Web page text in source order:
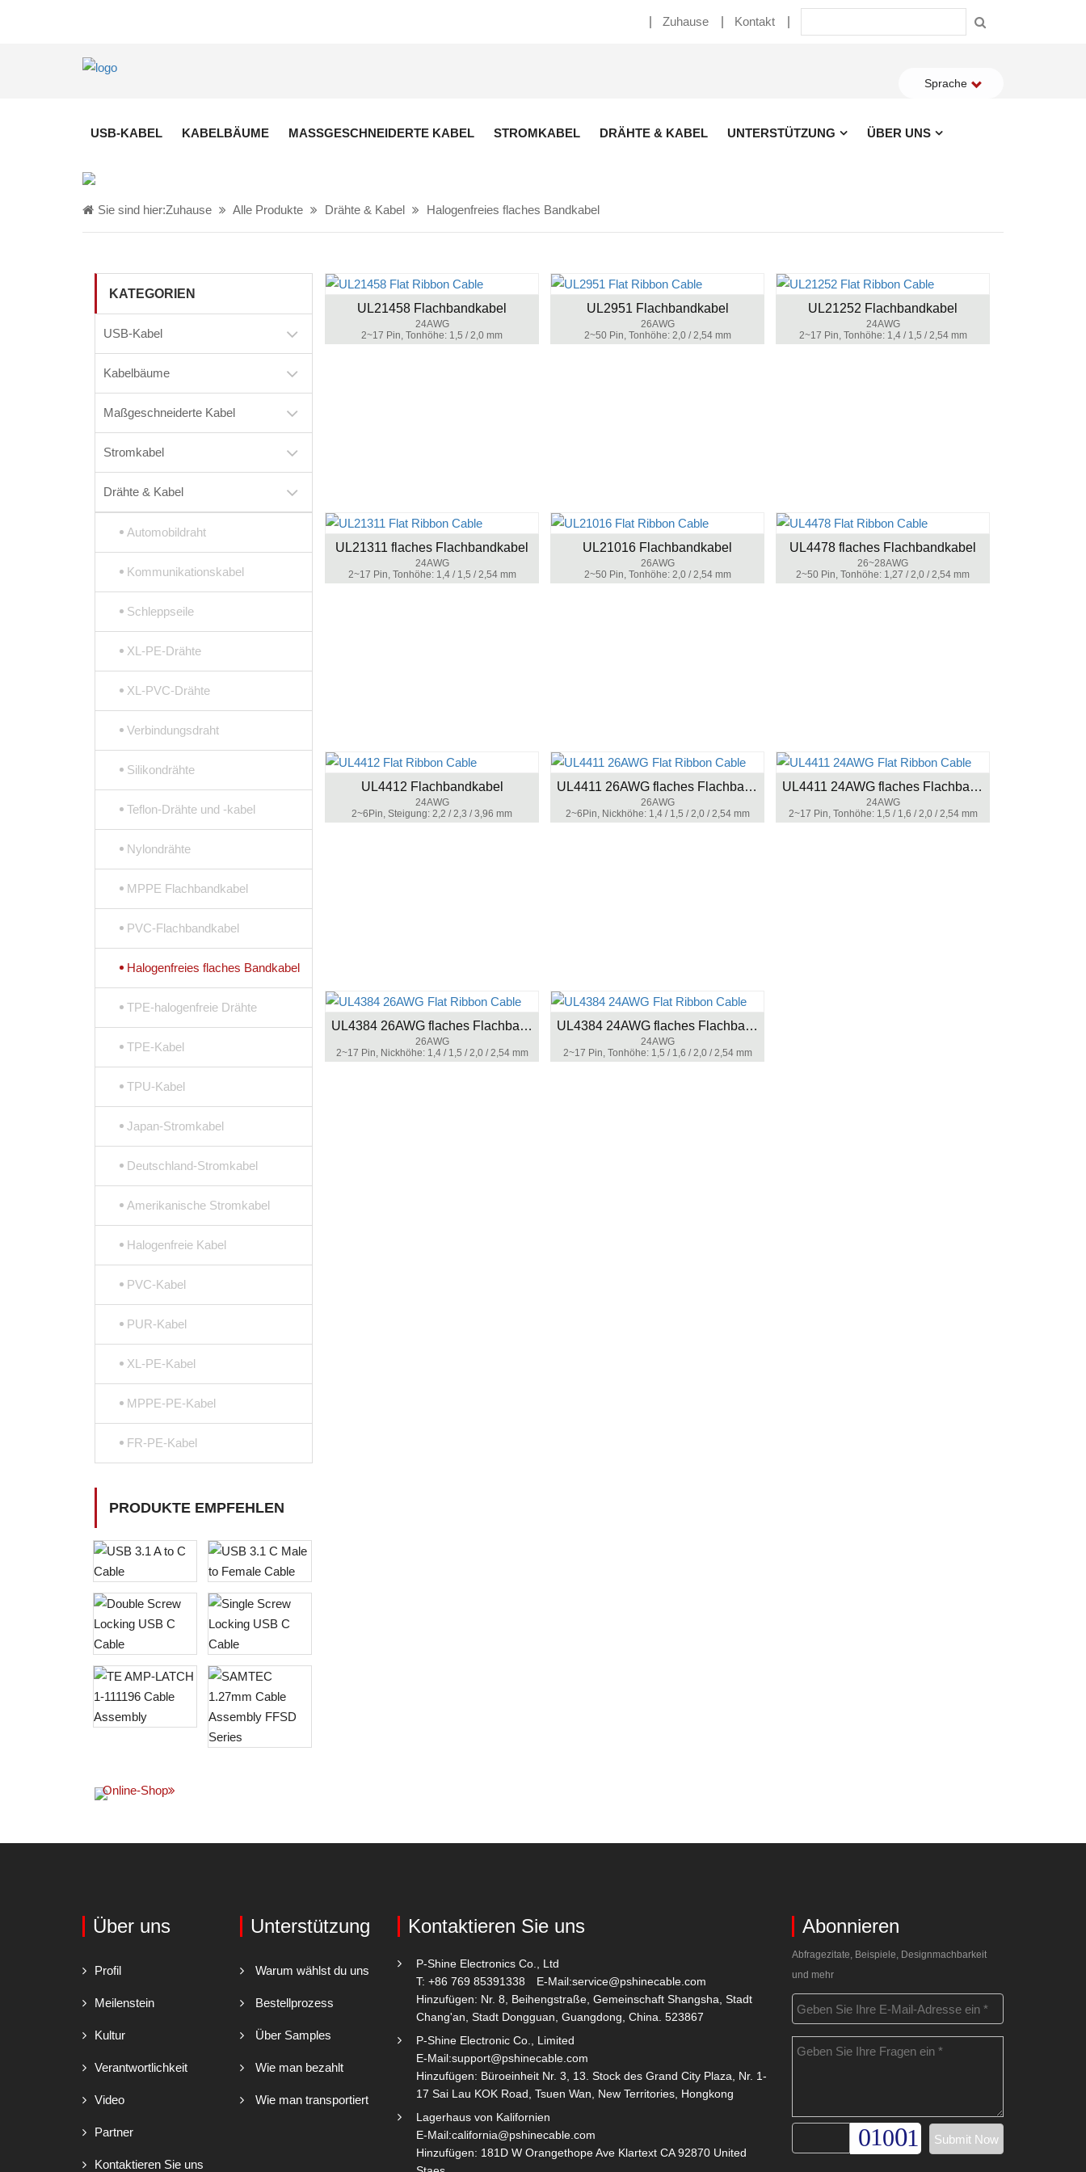
Zuhause Kontakt
Sprache
USB-KABEL KABELBÄUME MASSGESCHNEIDERTE KABEL STROMKABEL DRÄHTE & KABEL UNTERSTÜTZUNG ÜBER UNS
Sie sind hier:Zuhause Alle Produkte Drähte & Kabel Halogenfreies flaches Bandkabel
UL21458 Flachbandkabel
24AWG
2~17 Pin, Tonhöhe: 1,5 / 2,0 mm
UL2951 Flachbandkabel
26AWG
2~50 Pin, Tonhöhe: 2,0 / 2,54 mm
UL21252 Flachbandkabel
24AWG
2~17 Pin, Tonhöhe: 1,4 / 1,5 / 2,54 mm
UL21311 flaches Flachbandkabel
24AWG
2~17 Pin, Tonhöhe: 1,4 / 1,5 / 2,54 mm
UL21016 Flachbandkabel
26AWG
2~50 Pin, Tonhöhe: 2,0 / 2,54 mm
UL4478 flaches Flachbandkabel
26~28AWG
2~50 Pin, Tonhöhe: 1,27 / 2,0 / 2,54 mm
UL4412 Flachbandkabel
24AWG
2~6Pin, Steigung: 2,2 / 2,3 / 3,96 mm
UL4411 26AWG flaches Flachbandkabel
26AWG
2~6Pin, Nickhöhe: 1,4 / 1,5 / 2,0 / 2,54 mm
UL4411 24AWG flaches Flachbandkabel
24AWG
2~17 Pin, Tonhöhe: 1,5 / 1,6 / 2,0 / 2,54 mm
UL4384 26AWG flaches Flachbandkabel
26AWG
2~17 Pin, Nickhöhe: 1,4 / 1,5 / 2,0 / 2,54 mm
UL4384 24AWG flaches Flachbandkabel
24AWG
2~17 Pin, Tonhöhe: 1,5 / 1,6 / 2,0 / 2,54 mm
KATEGORIEN
USB-Kabel
Kabelbäume
Maßgeschneiderte Kabel
Stromkabel
Drähte & Kabel
Automobildraht
Kommunikationskabel
Schleppseile
XL-PE-Drähte
XL-PVC-Drähte
Verbindungsdraht
Silikondrähte
Teflon-Drähte und -kabel
Nylondrähte
MPPE Flachbandkabel
PVC-Flachbandkabel
Halogenfreies flaches Bandkabel
TPE-halogenfreie Drähte
TPE-Kabel
TPU-Kabel
Japan-Stromkabel
Deutschland-Stromkabel
Amerikanische Stromkabel
Halogenfreie Kabel
PVC-Kabel
PUR-Kabel
XL-PE-Kabel
MPPE-PE-Kabel
FR-PE-Kabel
PRODUKTE EMPFEHLEN
Online-Shop
Über uns
Profil
Meilenstein
Kultur
Verantwortlichkeit
Video
Partner
Kontaktieren Sie uns
Unterstützung
Warum wählst du uns
Bestellprozess
Über Samples
Wie man bezahlt
Wie man transportiert
Kontaktieren Sie uns
P-Shine Electronics Co., Ltd
T: +86 769 85391338
E-Mail:service@pshinecable.com
Hinzufügen: Nr. 8, Beihengstraße, Gemeinschaft Shangsha, Stadt
Chang'an, Stadt Dongguan, Guangdong, China. 523867
P-Shine Electronic Co., Limited
E-Mail:support@pshinecable.com
Hinzufügen: Büroeinheit Nr. 3, 13. Stock des Grand City Plaza, Nr. 1-
17 Sai Lau KOK Road, Tsuen Wan, New Territories, Hongkong
Lagerhaus von Kalifornien
E-Mail:california@pshinecable.com
Hinzufügen: 181D W Orangethope Ave Klartext CA 92870 United
Abonnieren
Abfragezitate, Beispiele, Designmachbarkeit
und mehr